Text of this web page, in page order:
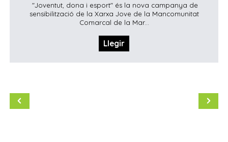
"Joventut, dona i esport" és la nova campanya de
sensibilització de la Xarxa Jove de la Mancomunitat
Comarcal de la Mar...
Llegir